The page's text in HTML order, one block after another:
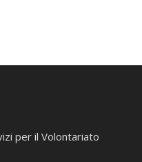
per il Volontariato